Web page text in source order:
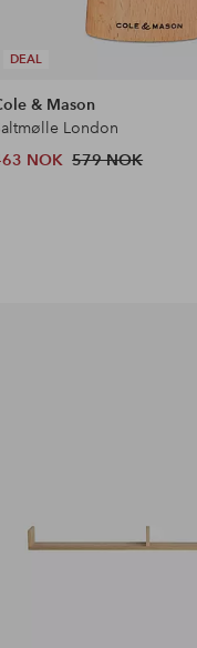
DEAL
& Mason
London
NOK 579 NOK